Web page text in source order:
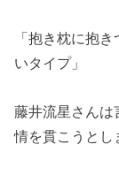
「抱き枕に抱
いタイプ」
藤井流星さんは
情を貫こうとし